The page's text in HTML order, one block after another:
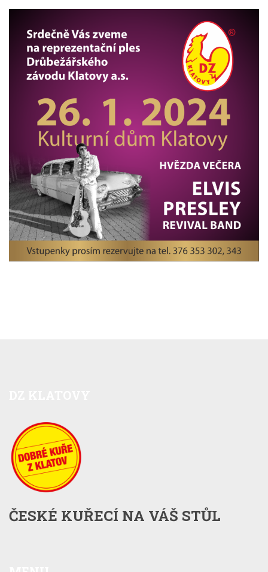
ČESKÉ KUŘECÍ NA VÁŠ STŮL